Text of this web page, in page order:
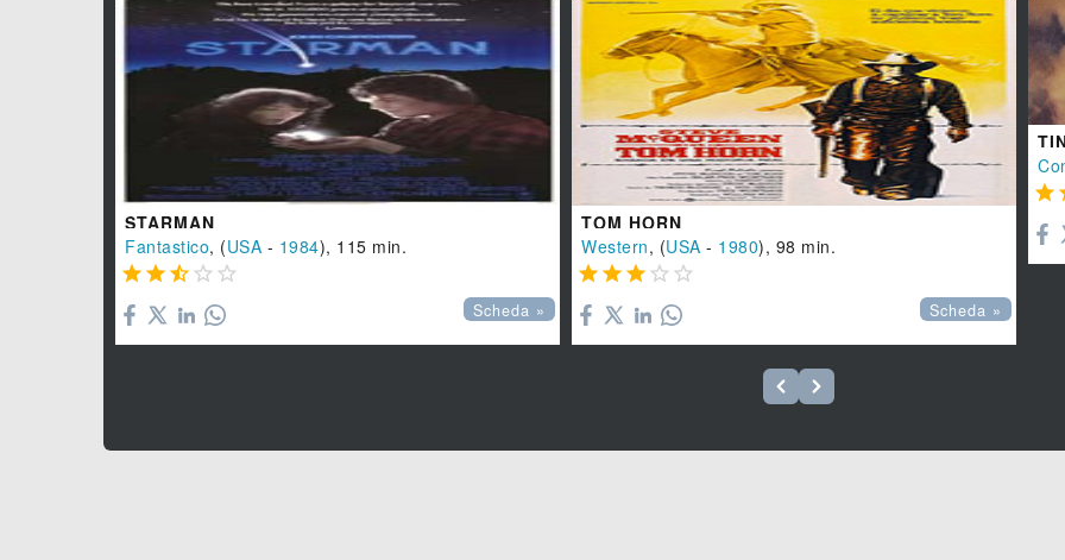
STARMAN
Fantastico, (USA - 1984), 115 min.
    
Scheda »
TOM HORN
Western, (USA - 1980), 98 min.
    
Scheda »
